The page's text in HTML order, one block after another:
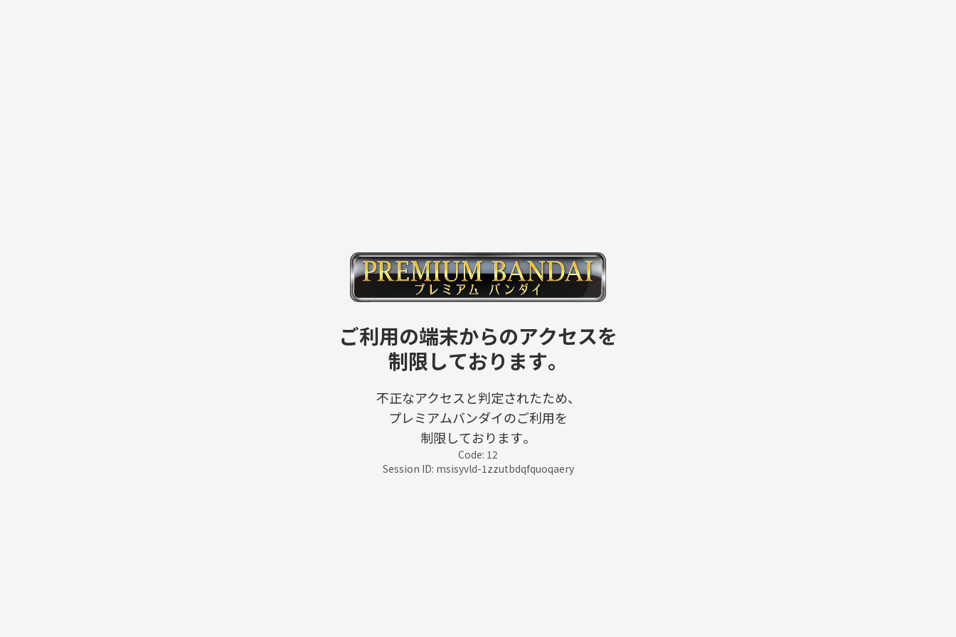
ご利用の端末からのアクセスを
制限しております。
不正なアクセスと判定されたため、
プレミアムバンダイのご利用を
制限しております。
Code: 12
Session ID: msisyvld-1zzutbdqfquoqaery